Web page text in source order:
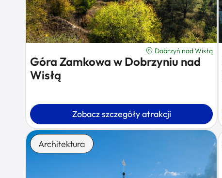
Dobrzyń nad Wisłą
Góra Zamkowa w Dobrzyniu nad
Wisłą
Zobacz szczegóły atrakcji
Architektura